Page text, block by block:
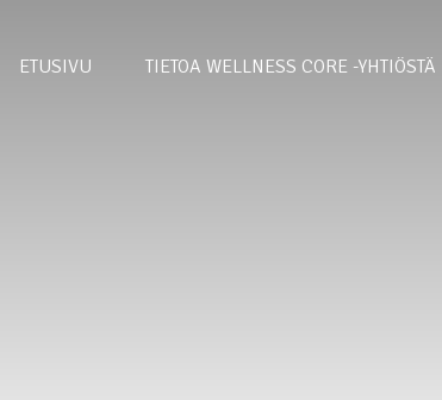
ETUSIVU TIETOA WELLNESS CORE -YHTIÖSTÄ